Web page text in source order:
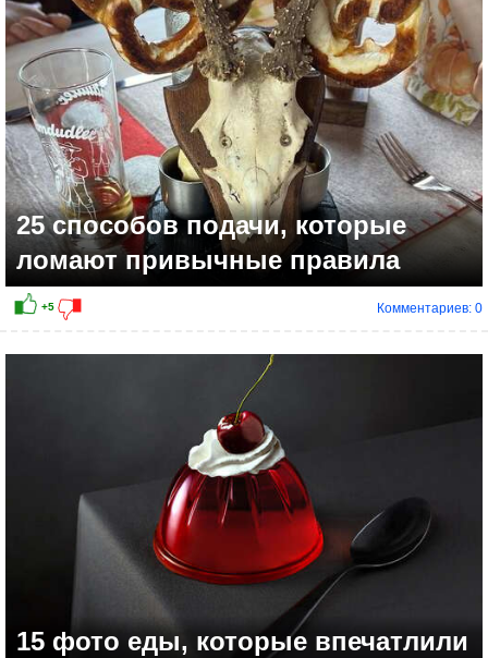
25 способов подачи, которые
ломают привычные правила
Комментариев: 0
15 фото еды, которые впечатлили